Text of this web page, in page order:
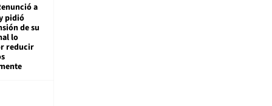
a
pidió
de su
lo
reducir